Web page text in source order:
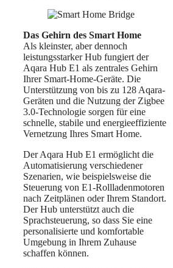
Das Gehirn des Smart Home
Als kleinster, aber dennoch
leistungsstarker Hub fungiert der
Aqara Hub E1 als zentrales Gehirn
Ihrer Smart-Home-Geräte. Die
Unterstützung von bis zu 128 Aqara-
Geräten und die Nutzung der Zigbee
3.0-Technologie sorgen für eine
schnelle, stabile und energieeffiziente
Vernetzung Ihres Smart Home.
Der Aqara Hub E1 ermöglicht die
Automatisierung verschiedener
Szenarien, wie beispielsweise die
Steuerung von E1-Rollladenmotoren
nach Zeitplänen oder Ihrem Standort.
Der Hub unterstützt auch die
Sprachsteuerung, so dass Sie eine
personalisierte und komfortable
Umgebung in Ihrem Zuhause
schaffen können.